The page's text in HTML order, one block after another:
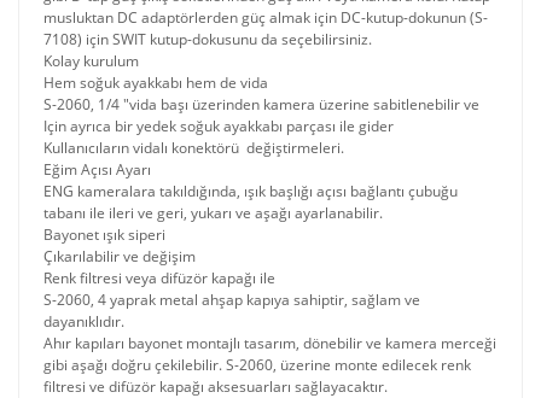
musluktan DC adaptörlerden güç almak için DC-kutup-dokunun (S-
7108) için SWIT kutup-dokusunu da seçebilirsiniz.
Kolay kurulum
Hem soğuk ayakkabı hem de vida
S-2060, 1/4 "vida başı üzerinden kamera üzerine sabitlenebilir ve
Için ayrıca bir yedek soğuk ayakkabı parçası ile gider
Kullanıcıların vidalı konektörü değiştirmeleri.
Eğim Açısı Ayarı
ENG kameralara takıldığında, ışık başlığı açısı bağlantı çubuğu
tabanı ile ileri ve geri, yukarı ve aşağı ayarlanabilir.
Bayonet ışık siperi
Çıkarılabilir ve değişim
Renk filtresi veya difüzör kapağı ile
S-2060, 4 yaprak metal ahşap kapıya sahiptir, sağlam ve
dayanıklıdır.
Ahır kapıları bayonet montajlı tasarım, dönebilir ve kamera merceği
gibi aşağı doğru çekilebilir. S-2060, üzerine monte edilecek renk
filtresi ve difüzör kapağı aksesuarları sağlayacaktır.